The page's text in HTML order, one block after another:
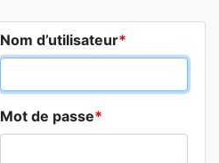
Nom d’utilisateur*
Mot de passe*